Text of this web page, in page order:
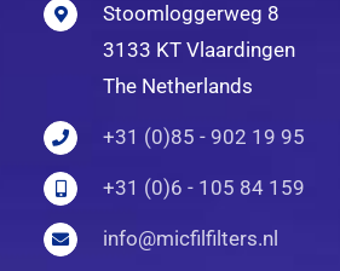
Stoomloggerweg 8
3133 KT Vlaardingen
The Netherlands
+31 (0)85 - 902 19 95
+31 (0)6 - 105 84 159
info@micfilfilters.nl